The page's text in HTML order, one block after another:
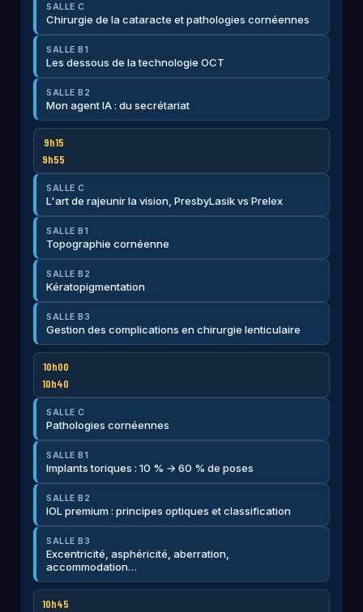
SALLE C
Chirurgie de la cataracte et pathologies cornéennes
SALLE B1
Les dessous de la technologie OCT
SALLE B2
Mon agent IA : du secrétariat
9h15
9h55
SALLE C
L'art de rajeunir la vision, PresbyLasik vs Prelex
SALLE B1
Topographie cornéenne
SALLE B2
Kératopigmentation
SALLE B3
Gestion des complications en chirurgie lenticulaire
10h00
10h40
SALLE C
Pathologies cornéennes
SALLE B1
Implants toriques : 10 % → 60 % de poses
SALLE B2
IOL premium : principes optiques et classification
SALLE B3
Excentricité, asphéricité, aberration,
accommodation…
10h45